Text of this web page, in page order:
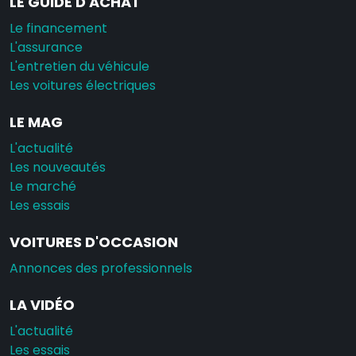
Le financement
L'assurance
L'entretien du véhicule
Les voitures électriques
LE MAG
L'actualité
Les nouveautés
Le marché
Les essais
VOITURES D'OCCASION
Annonces des professionnels
LA VIDÉO
L'actualité
Les essais